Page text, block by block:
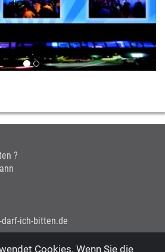
?
ich-bitten.de
Cookies. Wenn Sie die